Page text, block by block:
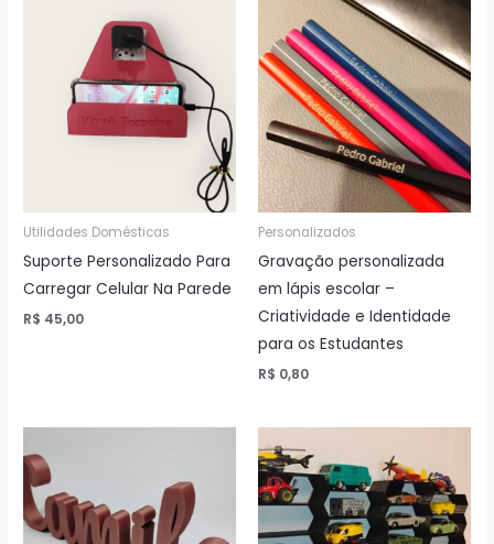
Utilidades Domésticas
Suporte Personalizado Para
Carregar Celular Na Parede
R$ 45,00
Personalizados
Gravação personalizada
em lápis escolar –
Criatividade e Identidade
para os Estudantes
R$ 0,80